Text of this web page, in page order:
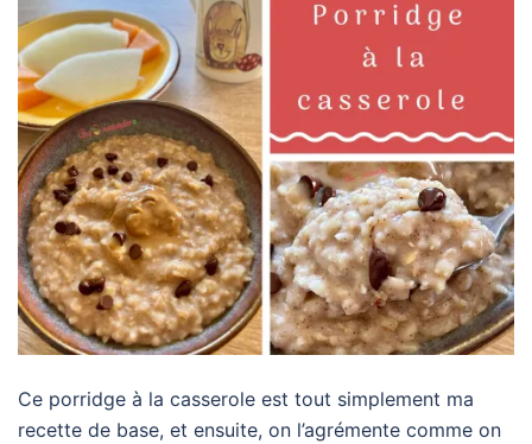
Ce porridge à la casserole est tout simplement ma
recette de base, et ensuite, on l’agrémente comme on